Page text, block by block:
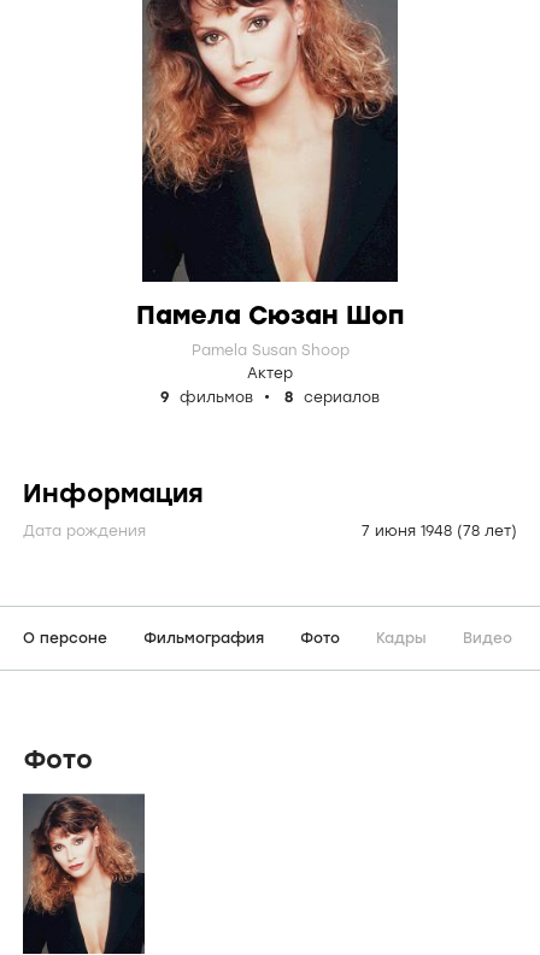
Памела Сюзан Шоп
Pamela Susan Shoop
Актер
9
фильмов 8 сериалов
Информация
Дата рождения 7 июня 1948 (78 лет)
О персоне Фильмография Фото Кадры Видео
Фото